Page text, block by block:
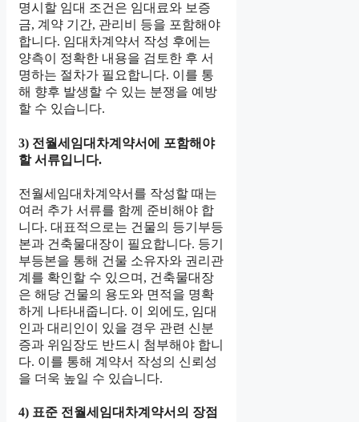
명시할 임대 조건은 임대료와 보증
금, 계약 기간, 관리비 등을 포함해야
합니다. 임대차계약서 작성 후에는
양측이 정확한 내용을 검토한 후 서
명하는 절차가 필요합니다. 이를 통
해 향후 발생할 수 있는 분쟁을 예방
할 수 있습니다.
3) 전월세임대차계약서에 포함해야
할 서류입니다.
전월세임대차계약서를 작성할 때는
여러 추가 서류를 함께 준비해야 합
니다. 대표적으로는 건물의 등기부등
본과 건축물대장이 필요합니다. 등기
부등본을 통해 건물 소유자와 권리관
계를 확인할 수 있으며, 건축물대장
은 해당 건물의 용도와 면적을 명확
하게 나타내줍니다. 이 외에도, 임대
인과 대리인이 있을 경우 관련 신분
증과 위임장도 반드시 첨부해야 합니
다. 이를 통해 계약서 작성의 신뢰성
을 더욱 높일 수 있습니다.
4) 표준 전월세임대차계약서의 장점